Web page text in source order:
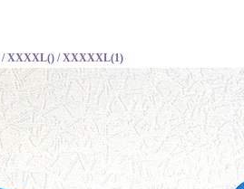
/ XXXXL() / XXXXXL(1)